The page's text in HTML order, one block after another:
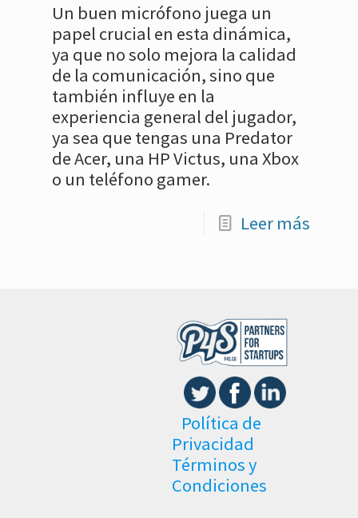
Un buen micrófono juega un
papel crucial en esta dinámica,
ya que no solo mejora la calidad
de la comunicación, sino que
también influye en la
experiencia general del jugador,
ya sea que tengas una Predator
de Acer, una HP Victus, una Xbox
o un teléfono gamer.
Leer más
Política de
Privacidad
Términos y
Condiciones